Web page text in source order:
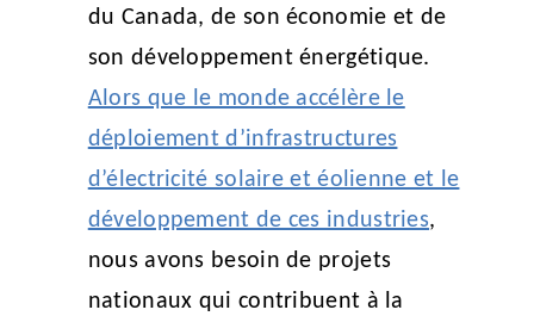
du Canada, de son économie et de
son développement énergétique.
Alors que le monde accélère le
déploiement d’infrastructures
d’électricité solaire et éolienne et le
développement de ces industries,
nous avons besoin de projets
nationaux qui contribuent à la